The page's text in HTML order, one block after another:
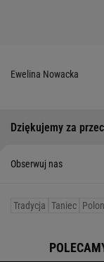
Ewelina Nowacka
Dziękujemy za
Obserwuj nas
Tradycja Taniec